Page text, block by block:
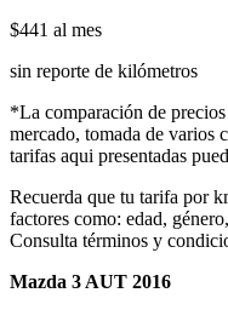
$441 al mes
sin reporte de kilómetros
*La comparación de
mercado, tomada de varios
tarifas aqui presentadas
Recuerda que tu tarifa por
factores como: edad,
Consulta términos y
Mazda 3 AUT 2016